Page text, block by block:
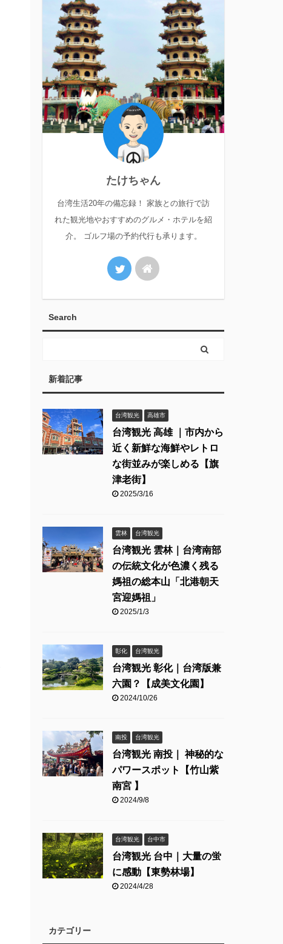
たけちゃん
台湾生活20年の備忘録！ 家族との旅行で訪
れた観光地やおすすめのグルメ・ホテルを紹
介。 ゴルフ場の予約代行も承ります。
Search
新着記事
台湾観光 高雄市
台湾観光 高雄 ｜市内から
近く新鮮な海鮮やレトロ
な街並みが楽しめる【旗
津老街】
2025/3/16
雲林 台湾観光
台湾観光 雲林｜台湾南部
の伝統文化が色濃く残る
媽祖の総本山「北港朝天
宮迎媽祖」
2025/1/3
彰化 台湾観光
台湾観光 彰化｜台湾版兼
六園？【成美文化園】
2024/10/26
南投 台湾観光
台湾観光 南投｜ 神秘的な
パワースポット【竹山紫
南宮 】
2024/9/8
台湾観光 台中市
台湾観光 台中｜大量の蛍
に感動【東勢林場】
2024/4/28
カテゴリー